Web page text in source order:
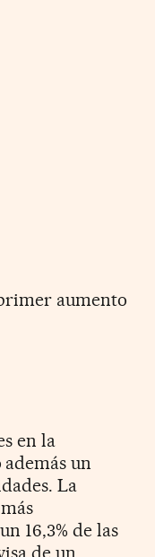
aumento
en la
un
La
16,3% de las
de un